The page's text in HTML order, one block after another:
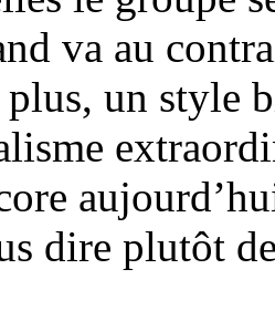
va au
plus, un style
dire plutôt